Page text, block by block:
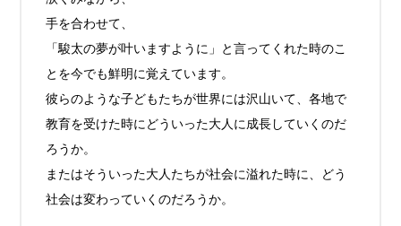
手を合わせて、
「駿太の夢が叶いますように」と言ってくれた時のこ
とを今でも鮮明に覚えています。
彼らのような子どもたちが世界には沢山いて、各地で
教育を受けた時にどういった大人に成長していくのだ
ろうか。
またはそういった大人たちが社会に溢れた時に、どう
社会は変わっていくのだろうか。